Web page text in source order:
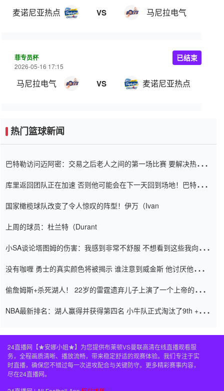
麦诺尼亚热点 VS 马尼拉电气
菲专员杯
2026-05-16 17:15
马尼拉电气 VS 麦诺尼亚热点
已结束
热门篮球新闻
巴特勒访问迈阿密：交易之后老人之间的第一场比赛 要解决热情的
库里返回团队正在加速 否则他可能会在下一天回到场地！巴特勒迈
国家橄榄球队改变了令人惊叹的阵型！伊万（Ivan
上周的球员：杜兰特（Durant
小SA谈论塔图姆的伤害：我感到非常不舒服 不想看到这些我向他
没有咖喱 勇士的真实颜色将被揭示 谁注意到威金斯 他讨厌他的老
偷詹姆斯+杀死湖人！ 22岁的雷霆遗弃儿子上演了一个上帝的剧
NBA最新排名：湖人赢得并获得第四名 小牛队正式淘汰了9th + 76
24直播网【★安娜小姐★】为您提供布莱顿VS曼联高清在线直播观看服
务，全程画质清晰、播放流畅，带来稳定舒适的观赛体验。我们专注于实
时直播，确保您不错过每一次进攻配合与关键防守。更多精彩赛事内容，
尽在24直播网。